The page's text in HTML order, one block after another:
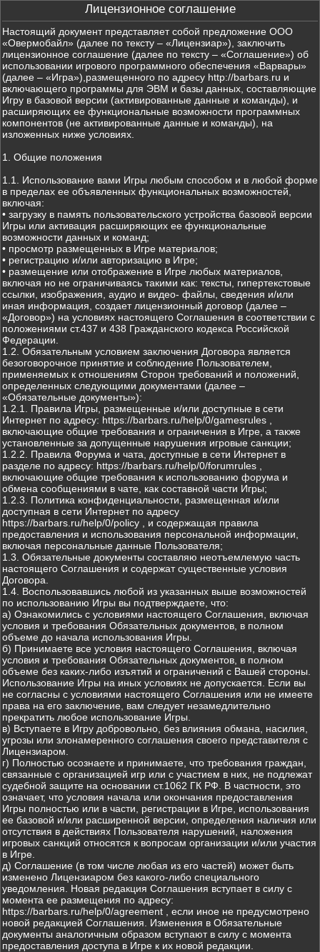
Лицензионное соглашение
Настоящий документ представляет собой предложение ООО
«Овермобайл» (далее по тексту – «Лицензиар»), заключить
лицензионное соглашение (далее по тексту – «Соглашение») об
использовании игрового программного обеспечения «Варвары»
(далее – «Игра»),размещенного по адресу http://barbars.ru и
включающего программы для ЭВМ и базы данных, составляющие
Игру в базовой версии (активированные данные и команды), и
расширяющих ее функциональные возможности программных
компонентов (не активированные данные и команды), на
изложенных ниже условиях.
1. Общие положения
1.1. Использование вами Игры любым способом и в любой форме
в пределах ее объявленных функциональных возможностей,
включая:
• загрузку в память пользовательского устройства базовой версии
Игры или активация расширяющих ее функциональные
возможности данных и команд;
• просмотр размещенных в Игре материалов;
• регистрацию и/или авторизацию в Игре;
• размещение или отображение в Игре любых материалов,
включая но не ограничиваясь такими как: тексты, гипертекстовые
ссылки, изображения, аудио и видео- файлы, сведения и/или
иная информация, создает лицензионный договор (далее –
«Договор») на условиях настоящего Соглашения в соответствии с
положениями ст.437 и 438 Гражданского кодекса Российской
Федерации.
1.2. Обязательным условием заключения Договора является
безоговорочное принятие и соблюдение Пользователем,
применяемых к отношениям Сторон требований и положений,
определенных следующими документами (далее –
«Обязательные документы»):
1.2.1. Правила Игры, размещенные и/или доступные в сети
Интернет по адресу: https://barbars.ru/help/0/gamesrules ,
включающие общие требования и ограничения в Игре, а также
установленные за допущенные нарушения игровые санкции;
1.2.2. Правила Форума и чата, доступные в сети Интернет в
разделе по адресу: https://barbars.ru/help/0/forumrules ,
включающие общие требования к использованию форума и
обмена сообщениями в чате, как составной части Игры;
1.2.3. Политика конфиденциальности, размещенная и/или
доступная в сети Интернет по адресу
https://barbars.ru/help/0/policy , и содержащая правила
предоставления и использования персональной информации,
включая персональные данные Пользователя;
1.3. Обязательные документы составляю неотъемлемую часть
настоящего Соглашения и содержат существенные условия
Договора.
1.4. Воспользовавшись любой из указанных выше возможностей
по использованию Игры вы подтверждаете, что:
а) Ознакомились с условиями настоящего Соглашения, включая
условия и требования Обязательных документов, в полном
объеме до начала использования Игры.
б) Принимаете все условия настоящего Соглашения, включая
условия и требования Обязательных документов, в полном
объеме без каких-либо изъятий и ограничений с Вашей стороны.
Использование Игры на иных условиях не допускается. Если вы
не согласны с условиями настоящего Соглашения или не имеете
права на его заключение, вам следует незамедлительно
прекратить любое использование Игры.
в) Вступаете в Игру добровольно, без влияния обмана, насилия,
угрозы или злонамеренного соглашения своего представителя с
Лицензиаром.
г) Полностью осознаете и принимаете, что требования граждан,
связанные с организацией игр или с участием в них, не подлежат
судебной защите на основании ст.1062 ГК РФ. В частности, это
означает, что условия начала или окончания предоставления
Игры полностью или в части, регистрации в Игре, использования
ее базовой и/или расширенной версии, определения наличия или
отсутствия в действиях Пользователя нарушений, наложения
игровых санкций относятся к вопросам организации и/или участия
в Игре.
д) Соглашение (в том числе любая из его частей) может быть
изменено Лицензиаром без какого-либо специального
уведомления. Новая редакция Соглашения вступает в силу с
момента ее размещения по адресу:
https://barbars.ru/help/0/agreement , если иное не предусмотрено
новой редакцией Соглашения. Изменения в Обязательные
документы аналогичным образом вступают в силу с момента
предоставления доступа в Игре к их новой редакции.